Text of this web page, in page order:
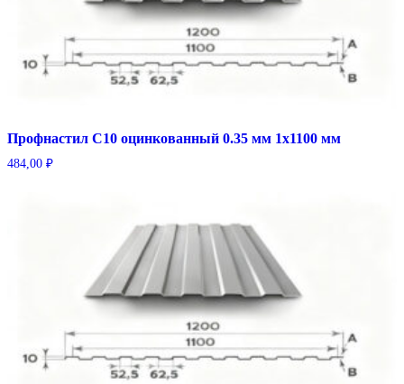
Профнастил С10 оцинкованный 0.35 мм 1х1100 мм
484,00 ₽